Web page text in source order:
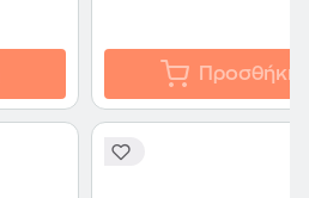
Προσθήκη